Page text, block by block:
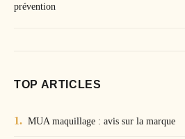
prévention
TOP ARTICLES
MUA maquillage : avis sur la marque